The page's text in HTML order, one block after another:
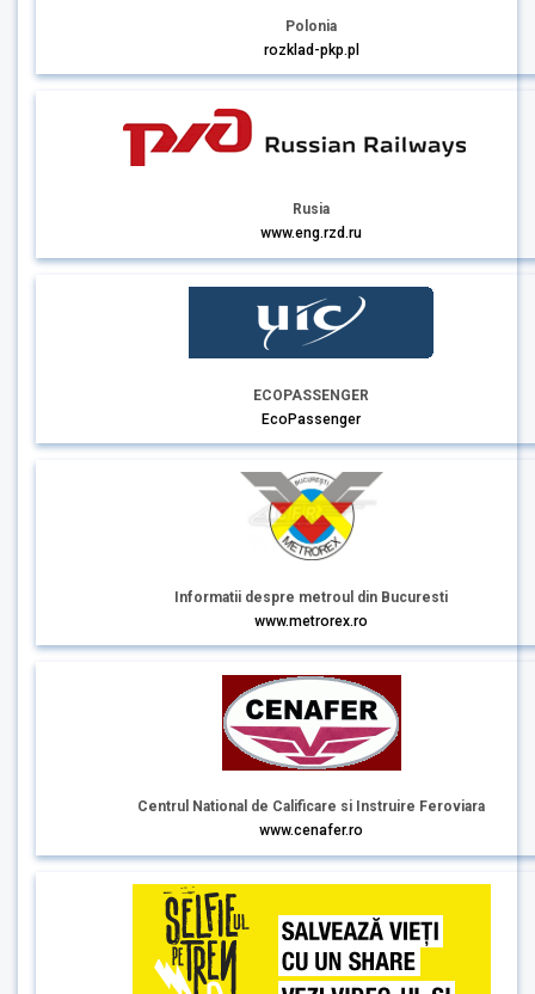
Polonia
rozklad-pkp.pl
Rusia
www.eng.rzd.ru
ECOPASSENGER
EcoPassenger
Informatii despre metroul din Bucuresti
www.metrorex.ro
Centrul National de Calificare si Instruire Feroviara
www.cenafer.ro